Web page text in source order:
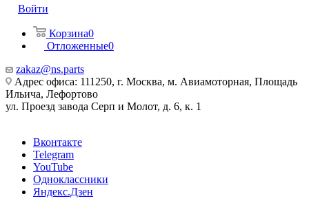
Войти
Корзина0
Отложенные0
zakaz@ns.parts
Адрес офиса: 111250, г. Москва, м. Авиамоторная, Площадь
Ильича, Лефортово
ул. Проезд завода Серп и Молот, д. 6, к. 1
Вконтакте
Telegram
YouTube
Одноклассники
Яндекс.Дзен